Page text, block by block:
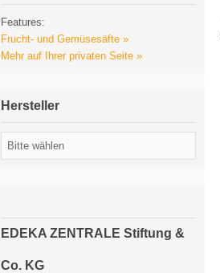
Features:
Frucht- und Gemüsesäfte »
Mehr auf Ihrer privaten Seite »
Hersteller
EDEKA ZENTRALE Stiftung &
Co. KG